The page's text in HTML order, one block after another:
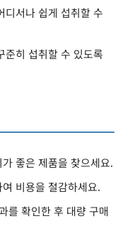
디서나 쉽게 섭취할 수
준히 섭취할 수 있도록
좋은 제품을 찾으세요.
비용을 절감하세요.
를 확인한 후 대량 구매